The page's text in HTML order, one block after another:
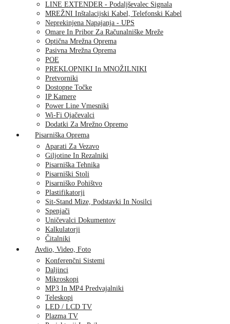
LINE EXTENDER - Podaljševalec Signala
MREŽNI Inštalacijski Kabel, Telefonski Kabel
Neprekinjena Napajanja - UPS
Omare In Pribor Za Računalniške Mreže
Optična Mrežna Oprema
Pasivna Mrežna Oprema
POE
PREKLOPNIKI In MNOŽILNIKI
Pretvorniki
Dostopne Točke
IP Kamere
Power Line Vmesniki
Wi-Fi Ojačevalci
Dodatki Za Mrežno Opremo
Pisarniška Oprema
Aparati Za Vezavo
Giljotine In Rezalniki
Pisarniška Tehnika
Pisarniški Stoli
Pisarniško Pohištvo
Plastifikatorji
Sit-Stand Mize, Podstavki In Nosilci
Spenjači
Uničevalci Dokumentov
Kalkulatorji
Čitalniki
Avdio, Video, Foto
Konferenčni Sistemi
Daljinci
Mikroskopi
MP3 In MP4 Predvajalniki
Teleskopi
LED / LCD TV
Plazma TV